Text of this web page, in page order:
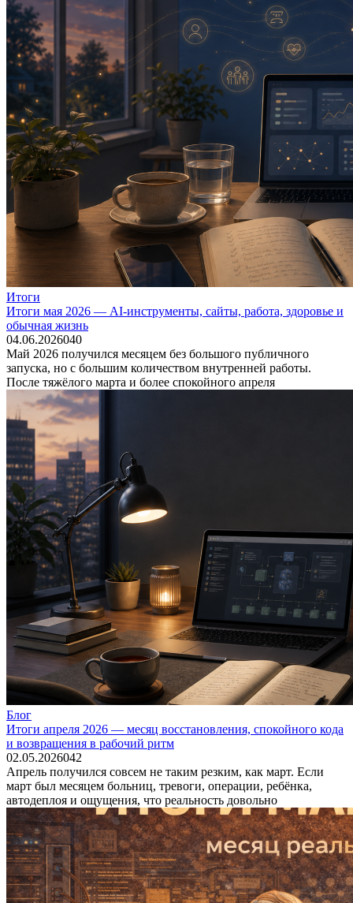
Итоги
Итоги мая 2026 — AI-инструменты, сайты, работа, здоровье и
обычная жизнь
04.06.2026040
Май 2026 получился месяцем без большого публичного
запуска, но с большим количеством внутренней работы.
После тяжёлого марта и более спокойного апреля
Блог
Итоги апреля 2026 — месяц восстановления, спокойного кода
и возвращения в рабочий ритм
02.05.2026042
Апрель получился совсем не таким резким, как март. Если
март был месяцем больниц, тревоги, операции, ребёнка,
автодеплоя и ощущения, что реальность довольно